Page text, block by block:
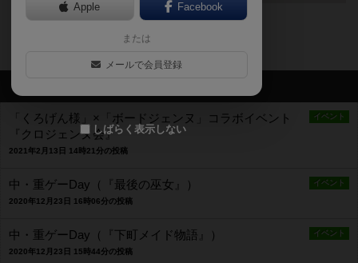
〒650-0021
兵庫県神戸市中央区三宮町1-7-17三慶ビル2F
イベント
「くろげん様」×「ボードジェンヌ」コラボイベント
『クロジェンヌ会』
2021年2月13日 14時21分の投稿
イベント
中・重ゲーDay（『最後の巫女』）
2020年12月23日 16時06分の投稿
イベント
中・重ゲーDay（『下町メイド物語』）
2020年12月23日 15時44分の投稿
Apple Facebook
または
メールで会員登録
しばらく表示しない